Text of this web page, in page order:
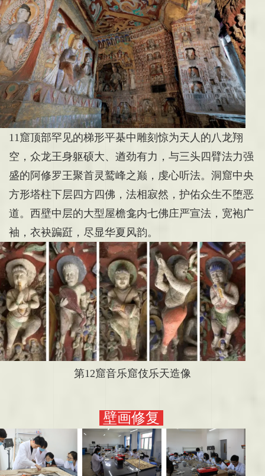
11窟顶部罕见的梯形平棊中雕刻惊为天人的八龙翔
空，众龙王身躯硕大、遒劲有力，与三头四臂法力强
盛的阿修罗王聚首灵鹫峰之巅，虔心听法。洞窟中央
方形塔柱下层四方四佛，法相寂然，护佑众生不堕恶
道。西壁中层的大型屋檐龛内七佛庄严宣法，宽袍广
袖，衣袂蹁跹，尽显华夏风韵。
第12窟音乐窟伎乐天造像
壁画修复